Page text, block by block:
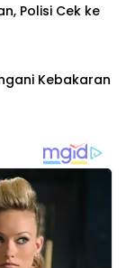
Polisi Cek ke
Kebakaran